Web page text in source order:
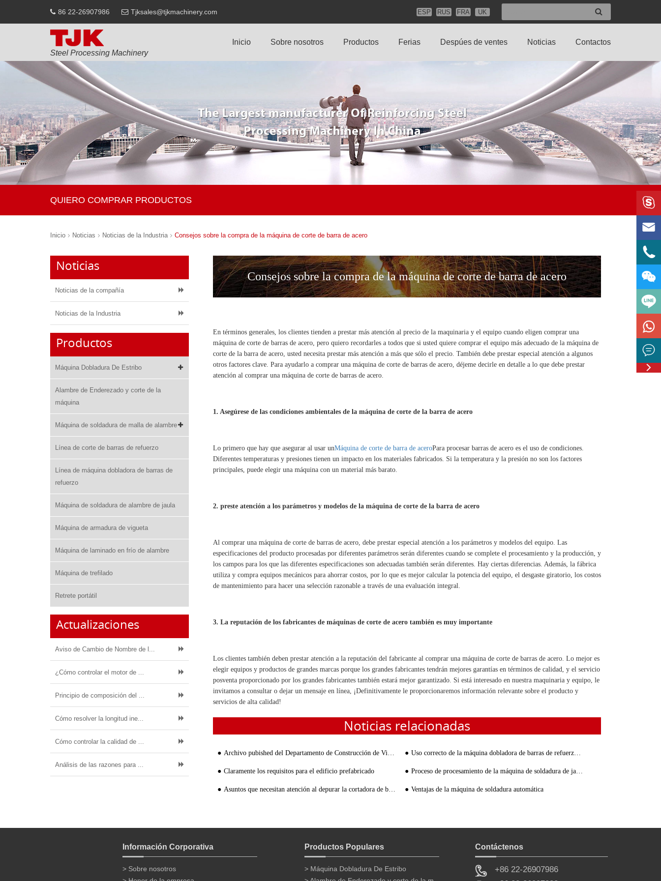
86 22-26907986 Tjksales@tjkmachinery.com ESP RUS FRA UK
Steel Processing Machinery
Inicio Sobre nosotros Productos Ferias Despúes de ventes Noticias Contactos
QUIERO COMPRAR PRODUCTOS
Inicio Noticias Noticias de la Industria Consejos sobre la compra de la máquina de corte de barra de acero
Consejos sobre la compra de la máquina de corte de barra de acero
En términos generales, los clientes tienden a prestar más atención al precio de la maquinaria y el equipo cuando eligen comprar una
máquina de corte de barras de acero, pero quiero recordarles a todos que si usted quiere comprar el equipo más adecuado de la máquina de
corte de la barra de acero, usted necesita prestar más atención a más que sólo el precio. También debe prestar especial atención a algunos
otros factores clave. Para ayudarlo a comprar una máquina de corte de barras de acero, déjeme decirle en detalle a lo que debe prestar
atención al comprar una máquina de corte de barras de acero.
1. Asegúrese de las condiciones ambientales de la máquina de corte de la barra de acero
Lo primero que hay que asegurar al usar unMáquina de corte de barra de aceroPara procesar barras de acero es el uso de condiciones.
Diferentes temperaturas y presiones tienen un impacto en los materiales fabricados. Si la temperatura y la presión no son los factores
principales, puede elegir una máquina con un material más barato.
2. preste atención a los parámetros y modelos de la máquina de corte de la barra de acero
Al comprar una máquina de corte de barras de acero, debe prestar especial atención a los parámetros y modelos del equipo. Las
especificaciones del producto procesadas por diferentes parámetros serán diferentes cuando se complete el procesamiento y la producción, y
los campos para los que las diferentes especificaciones son adecuadas también serán diferentes. Hay ciertas diferencias. Además, la fábrica
utiliza y compra equipos mecánicos para ahorrar costos, por lo que es mejor calcular la potencia del equipo, el desgaste giratorio, los costos
de mantenimiento para hacer una selección razonable a través de una evaluación integral.
3. La reputación de los fabricantes de máquinas de corte de acero también es muy importante
Los clientes también deben prestar atención a la reputación del fabricante al comprar una máquina de corte de barras de acero. Lo mejor es
elegir equipos y productos de grandes marcas porque los grandes fabricantes tendrán mejores garantías en términos de calidad, y el servicio
posventa proporcionado por los grandes fabricantes también estará mejor garantizado. Si está interesado en nuestra maquinaria y equipo, le
invitamos a consultar o dejar un mensaje en línea, ¡Definitivamente le proporcionaremos información relevante sobre el producto y
servicios de alta calidad!
Noticias relacionadas
Archivo pubished del Departamento de Construcción de Viviendas para promover la aplicación de Construcción Ecológica Techn Uso correcto de la máquina dobladora de barras de refuerzo para garantizar la seguridad del personal
Claramente los requisitos para el edificio prefabricado Proceso de procesamiento de la máquina de soldadura de jaula de refuerzo
Asuntos que necesitan atención al depurar la cortadora de barras de refuerzo Ventajas de la máquina de soldadura automática
Noticias
Noticias de la compañía
Noticias de la Industria
Productos
Máquina Dobladura De Estribo
Alambre de Enderezado y corte de la
máquina
Máquina de soldadura de malla de alambre
Línea de corte de barras de refuerzo
Línea de máquina dobladora de barras de
refuerzo
Máquina de soldadura de alambre de jaula
Máquina de armadura de vigueta
Máquina de laminado en frío de alambre
Máquina de trefilado
Retrete portátil
Actualizaciones
Aviso de Cambio de Nombre de l...
¿Cómo controlar el motor de ...
Principio de composición del ...
Cómo resolver la longitud ine...
Cómo controlar la calidad de ...
Análisis de las razones para ...
Información Corporativa
> Sobre nosotros
Productos Populares
> Máquina Dobladura De Estribo
Contáctenos
+86 22-26907986






